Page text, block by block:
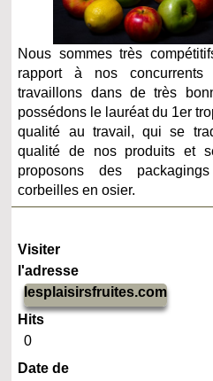
Nous sommes très
rapport à nos
travaillons dans de très
possédons le lauréat du 1er
qualité au travail, qui se
qualité de nos produits et
proposons des
corbeilles en osier.
Visiter
l'adresse
lesplaisirsfruites.com
Hits
0
Date de